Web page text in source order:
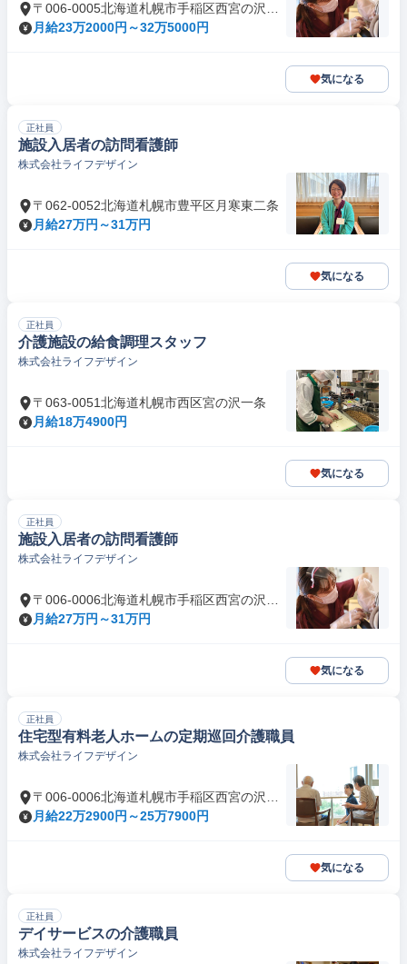
〒006-0005北海道札幌市手稲区西宮の沢五
条
月給23万2000円～32万5000円
気になる
正社員
施設入居者の訪問看護師
株式会社ライフデザイン
〒062-0052北海道札幌市豊平区月寒東二条
月給27万円～31万円
気になる
正社員
介護施設の給食調理スタッフ
株式会社ライフデザイン
〒063-0051北海道札幌市西区宮の沢一条
月給18万4900円
気になる
正社員
施設入居者の訪問看護師
株式会社ライフデザイン
〒006-0006北海道札幌市手稲区西宮の沢六
条
月給27万円～31万円
気になる
正社員
住宅型有料老人ホームの定期巡回介護職員
株式会社ライフデザイン
〒006-0006北海道札幌市手稲区西宮の沢六
条
月給22万2900円～25万7900円
気になる
正社員
デイサービスの介護職員
株式会社ライフデザイン